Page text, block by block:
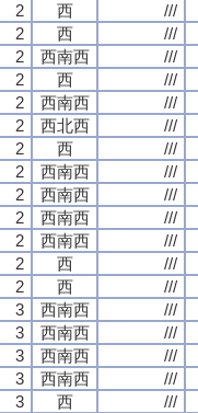
2 西 ///
2 西 ///
2 西南西 ///
2 西 ///
2 西南西 ///
2 西北西 ///
2 西 ///
2 西南西 ///
2 西南西 ///
2 西南西 ///
2 西南西 ///
2 西 ///
2 西 ///
3 西南西 ///
3 西南西 ///
3 西南西 ///
3 西南西 ///
3 西 ///